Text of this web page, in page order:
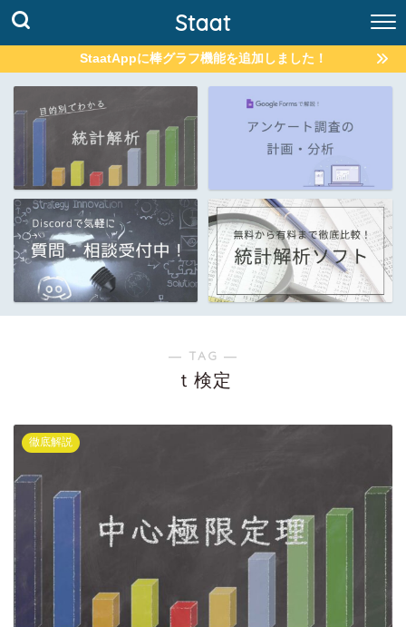
Staat
StaatAppに棒グラフ機能を追加しました！
― TAG ―
ｔ検定
徹底解説